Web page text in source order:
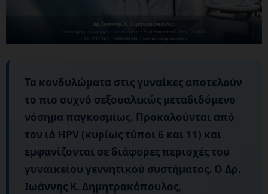
Τα κονδυλώματα στις γυναίκες αποτελούν
το πιο συχνό σεξουαλικώς μεταδιδόμενο
νόσημα παγκοσμίως. Προκαλούνται από
τον ιό HPV (κυρίως τύποι 6 και 11) και
εμφανίζονται σε διάφορες περιοχές του
γυναικείου γεννητικού συστήματος. Ο Δρ.
Ιωάννης Κ. Δημητρακόπουλος,